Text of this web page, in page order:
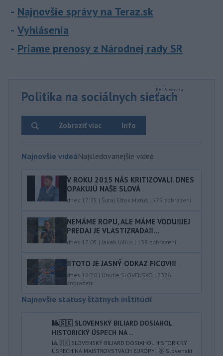
Najnovšie správy na Teraz.sk
Vyhlásenia
Priame prenosy z Národnej rady SR
Politika na sociálnych sieťach
Info
Zobraziť viac
Najnovšie videáNajsledovanejšie videá
V ROKU 2015 NÁS KRITIZOVALI. DNES
OPAKUJÚ NAŠE SLOVÁ
dnes 17:35 | Šutaj Eštok Matúš | 575 zobrazení
NEMÁME ROPU, ALE MÁME VODU‼️JEJ
PREDAJ JE VLASTIZRADA‼️...
dnes 17:05 | Jakab Július | 138 zobrazení
‼️TOTO JE JASNÝ ODKAZ FICOVI‼️
dnes 16:20 | Hnutie SLOVENSKO | 2326
zobrazení
Najnovšie statusy štátnych inštitúcií
🎱🇸🇰 SLOVENSKÝ BILIARD DOSIAHOL
HISTORICKÝ ÚSPECH NA ...
🎱🇸🇰 SLOVENSKÝ BILIARD DOSIAHOL HISTORICKÝ
ÚSPECH NA MAJSTROVSTVÁCH EURÓPY! 🥇 Slovenskí